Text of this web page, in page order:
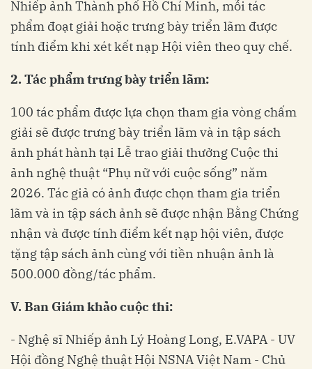
Nhiếp ảnh Thành phố Hồ Chí Minh, mỗi tác
phẩm đoạt giải hoặc trưng bày triển lãm được
tính điểm khi xét kết nạp Hội viên theo quy chế.
2. Tác phẩm trưng bày triển lãm:
100 tác phẩm được lựa chọn tham gia vòng chấm
giải sẽ được trưng bày triển lãm và in tập sách
ảnh phát hành tại Lễ trao giải thưởng Cuộc thi
ảnh nghệ thuật “Phụ nữ với cuộc sống” năm
2026. Tác giả có ảnh được chọn tham gia triển
lãm và in tập sách ảnh sẽ được nhận Bằng Chứng
nhận và được tính điểm kết nạp hội viên, được
tặng tập sách ảnh cùng với tiền nhuận ảnh là
500.000 đồng/tác phẩm.
V.Ban Giám khảo cuộc thi:
- Nghệ sĩ Nhiếp ảnh Lý Hoàng Long, E.VAPA - UV
Hội đồng Nghệ thuật Hội NSNA Việt Nam - Chủ